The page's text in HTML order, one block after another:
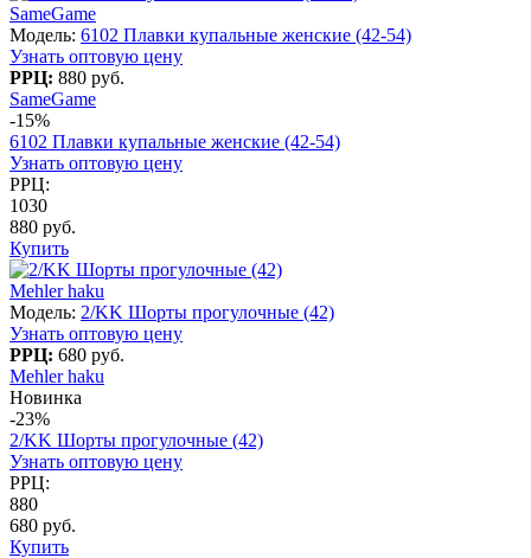
SameGame
Модель: 6102 Плавки купальные женские (42-54)
Узнать оптовую цену
РРЦ: 880 руб.
SameGame
-15%
6102 Плавки купальные женские (42-54)
Узнать оптовую цену
РРЦ:
1030
880 руб.
Купить
Mehler haku
Модель: 2/KK Шорты прогулочные (42)
Узнать оптовую цену
РРЦ: 680 руб.
Mehler haku
Новинка
-23%
2/KK Шорты прогулочные (42)
Узнать оптовую цену
РРЦ:
880
680 руб.
Купить